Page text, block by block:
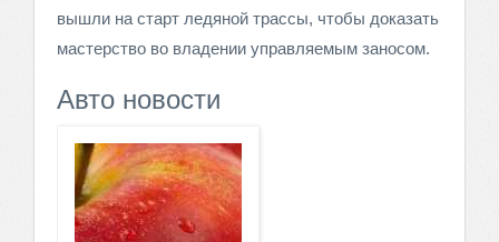
вышли на старт ледяной трассы, чтобы доказать
мастерство во владении управляемым заносом.
Авто новости